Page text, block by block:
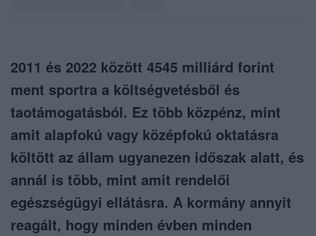
2011 és 2022 között 4545 milliárd forint
ment sportra a költségvetésből és
taotámogatásból. Ez több közpénz, mint
amit alapfokú vagy középfokú oktatásra
költött az állam ugyanezen időszak alatt, és
annál is több, mint amit rendelői
egészségügyi ellátásra. A kormány annyit
reagált, hogy minden évben minden